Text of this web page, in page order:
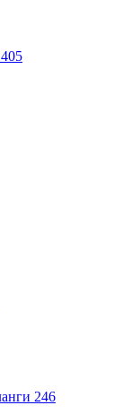
405
246